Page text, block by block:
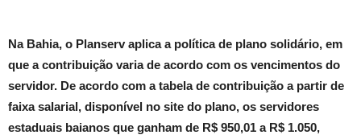
Na Bahia, o Planserv aplica a política de plano solidário, em
que a contribuição varia de acordo com os vencimentos do
servidor. De acordo com a tabela de contribuição a partir de
faixa salarial, disponível no site do plano, os servidores
estaduais baianos que ganham de R$ 950,01 a R$ 1.050,